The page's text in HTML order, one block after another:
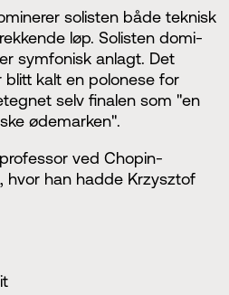
solisten både teknisk
løp. Solisten domi­
symfonisk anlagt. Det
kalt en polonese for
selv finalen som "en
ødemarken".
ved Chopin-
hvor han hadde Krzysztof